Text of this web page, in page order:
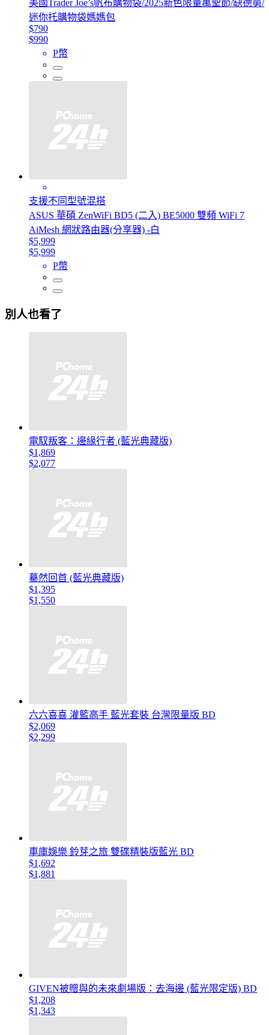
美國Trader Joe’s帆布購物袋/2025新色限量萬聖節/缺德舅/
迷你托購物袋媽媽包
$790
$990
P幣
支援不同型號混搭
ASUS 華碩 ZenWiFi BD5 (二入) BE5000 雙頻 WiFi 7
AiMesh 網狀路由器(分享器) -白
$5,999
$5,999
P幣
別人也看了
電馭叛客：邊緣行者 (藍光典藏版)
$1,869
$2,077
驀然回首 (藍光典藏版)
$1,395
$1,550
六六喜喜 灌籃高手 藍光套裝 台灣限量版 BD
$2,069
$2,299
車庫娛樂 鈴芽之旅 雙碟精裝版藍光 BD
$1,692
$1,881
GIVEN被贈與的未來劇場版：去海邊 (藍光限定版) BD
$1,208
$1,343